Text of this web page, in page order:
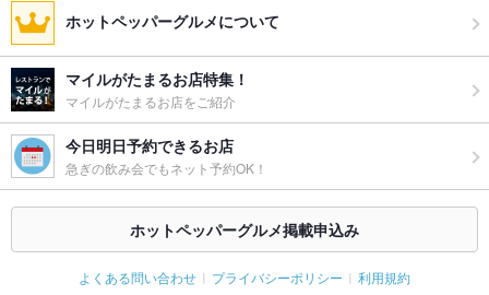
ホットペッパーグルメについて
マイルがたまるお店特集！
マイルがたまるお店をご紹介
今日明日予約できるお店
急ぎの飲み会でもネット予約OK！
ホットペッパーグルメ掲載申込み
よくある問い合わせ プライバシーポリシー 利用規約